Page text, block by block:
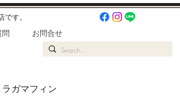
す。
問 お問合せ
ラガマフィン